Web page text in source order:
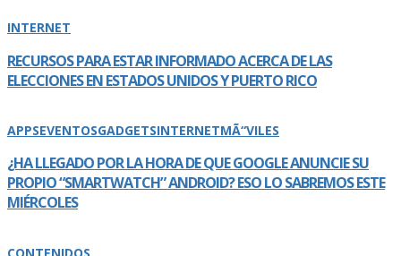
INTERNET
RECURSOS PARA ESTAR INFORMADO ACERCA DE LAS
ELECCIONES EN ESTADOS UNIDOS Y PUERTO RICO
APPSEVENTOSGADGETSINTERNETMÃ“VILES
¿HA LLEGADO POR LA HORA DE QUE GOOGLE ANUNCIE SU
PROPIO “SMARTWATCH” ANDROID? ESO LO SABREMOS ESTE
MIÉRCOLES